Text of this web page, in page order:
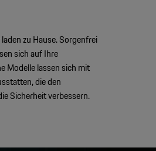
zu Hause. Sorgenfrei
sich auf Ihre
Modelle lassen sich mit
die den
Sicherheit verbessern.